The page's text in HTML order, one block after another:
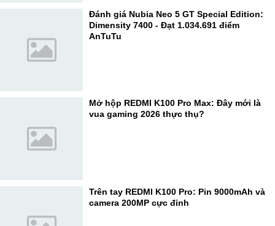
Đánh giá Nubia Neo 5 GT Special Edition:
Dimensity 7400 - Đạt 1.034.691 điểm
AnTuTu
Mở hộp REDMI K100 Pro Max: Đây mới là
vua gaming 2026 thực thụ?
Trên tay REDMI K100 Pro: Pin 9000mAh và
camera 200MP cực đỉnh